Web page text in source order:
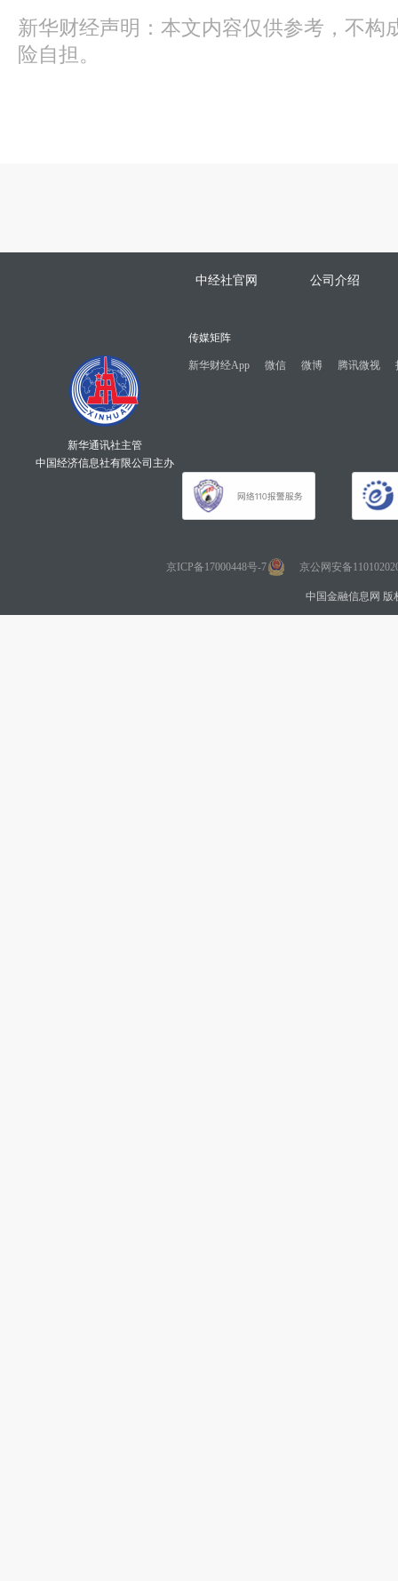
新华财经声明：本文内容仅供参考，不构
险自担。
中经社官网 公司介绍
新华通讯社主管
中国经济信息社有限公司主办
传媒矩阵
新华财经App 微信 微博 腾讯微视
京ICP备17000448号-7 京公网安备
中国金融信息网 版